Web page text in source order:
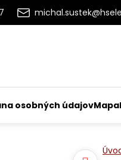
osobných údajovMapa